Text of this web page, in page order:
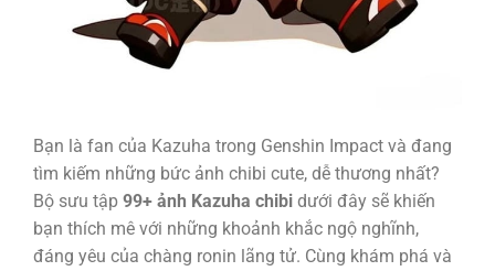
Bạn là fan của Kazuha trong Genshin Impact và đang
tìm kiếm những bức ảnh chibi cute, dễ thương nhất?
Bộ sưu tập 99+ ảnh Kazuha chibidưới đây sẽ khiến
bạn thích mê với những khoảnh khắc ngộ nghĩnh,
đáng yêu của chàng ronin lãng tử. Cùng khám phá và